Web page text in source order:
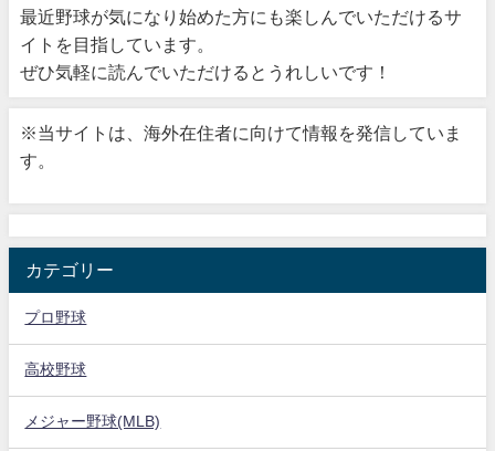
最近野球が気になり始めた方にも楽しんでいただけるサ
イトを目指しています。
ぜひ気軽に読んでいただけるとうれしいです！
※当サイトは、海外在住者に向けて情報を発信していま
す。
カテゴリー
プロ野球
高校野球
メジャー野球(MLB)